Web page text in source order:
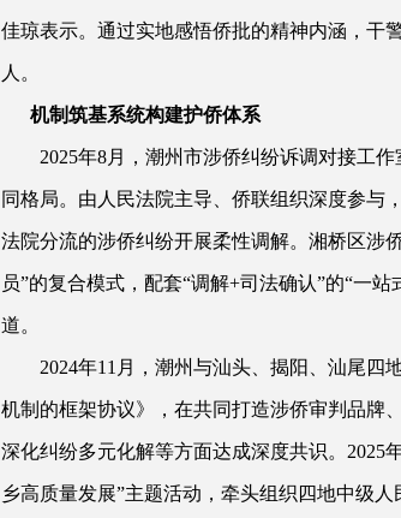
佳琼表示。通过实地感悟侨批的精神内涵，干
人。
机制筑基系统构建护侨体系
2025年8月，潮州市涉侨纠纷诉调对接工
同格局。由人民法院主导、侨联组织深度参与
法院分流的涉侨纠纷开展柔性调解。湘桥区涉
员”的复合模式，配套“调解+司法确认”的“一
道。
2024年11月，潮州与汕头、揭阳、汕尾四
机制的框架协议》，在共同打造涉侨审判品牌
深化纠纷多元化解等方面达成深度共识。2025
乡高质量发展”主题活动，牵头组织四地中级